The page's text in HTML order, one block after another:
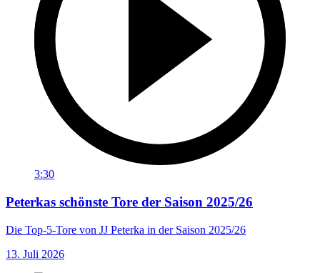
3:30
Peterkas schönste Tore der Saison 2025/26
Die Top-5-Tore von JJ Peterka in der Saison 2025/26
13. Juli 2026